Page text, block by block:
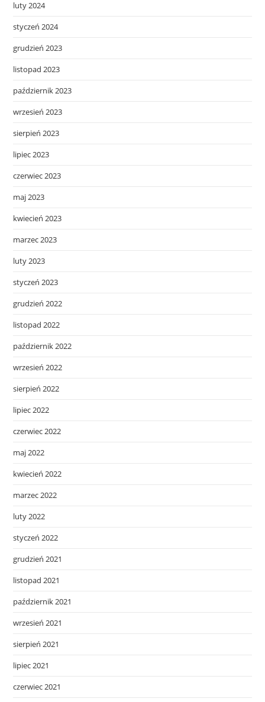
luty 2024
styczeń 2024
grudzień 2023
listopad 2023
październik 2023
wrzesień 2023
sierpień 2023
lipiec 2023
czerwiec 2023
maj 2023
kwiecień 2023
marzec 2023
luty 2023
styczeń 2023
grudzień 2022
listopad 2022
październik 2022
wrzesień 2022
sierpień 2022
lipiec 2022
czerwiec 2022
maj 2022
kwiecień 2022
marzec 2022
luty 2022
styczeń 2022
grudzień 2021
listopad 2021
październik 2021
wrzesień 2021
sierpień 2021
lipiec 2021
czerwiec 2021